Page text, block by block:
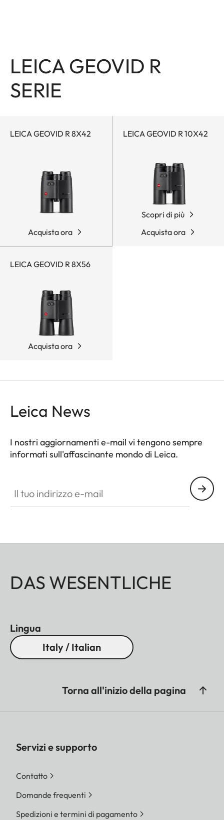
LEICA GEOVID R
SERIE
LEICA GEOVID R 8X42
Acquista ora
LEICA GEOVID R 10X42
Scopri di più
Acquista ora
LEICA GEOVID R 8X56
Acquista ora
Leica News
I nostri aggiornamenti e-mail vi tengono sempre
informati sull'affascinante mondo di Leica.
DAS WESENTLICHE
Lingua
Italy / Italian
Torna all'inizio della pagina
Servizi e supporto
Contatto
Domande frequenti
Spedizioni e termini di pagamento